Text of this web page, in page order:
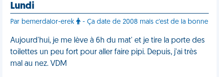
Lundi
Par bemerdalor-erek - Ça date de 2008 mais c'est de la bonne
Aujourd'hui, je me lève à 6h du mat' et je tire la porte des
toilettes un peu fort pour aller faire pipi. Depuis, j'ai très
mal au nez. VDM